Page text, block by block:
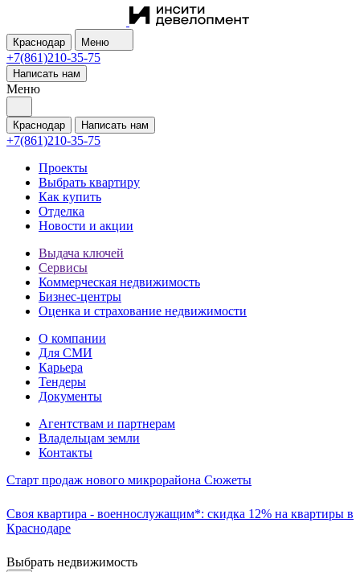
Краснодар Меню
+7(861)210-35-75
Написать нам
Меню
Краснодар Написать нам
+7(861)210-35-75
Проекты
Выбрать квартиру
Как купить
Отделка
Новости и акции
Выдача ключей
Сервисы
Коммерческая недвижимость
Бизнес-центры
Оценка и страхование недвижимости
О компании
Для СМИ
Карьера
Тендеры
Документы
Агентствам и партнерам
Владельцам земли
Контакты
Старт продаж нового микрорайона Сюжеты
Своя квартира - военнослужащим*: скидка 12% на квартиры в
Краснодаре
Выбрать недвижимость